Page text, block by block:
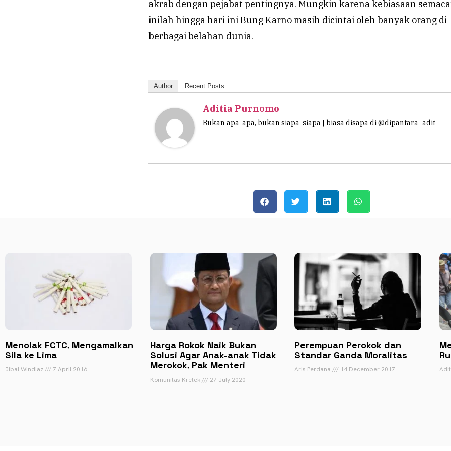
akrab dengan pejabat pentingnya. Mungkin karena kebiasaan
inilah hingga hari ini Bung Karno masih dicintai oleh banyak orang di
berbagai belahan dunia.
Author Recent Posts
Aditia Purnomo
Bukan apa-apa, bukan siapa-siapa | biasa disapa di @dipantara_adit
Menolak FCTC, Mengamalkan
Sila ke Lima
Jibal Windiaz 7 April 2016
Harga Rokok Naik Bukan
Solusi Agar Anak-anak Tidak
Merokok, Pak Menteri
Komunitas Kretek 27 July 2020
Perempuan Perokok dan
Standar Ganda Moralitas
Aris Perdana 14 December 2017